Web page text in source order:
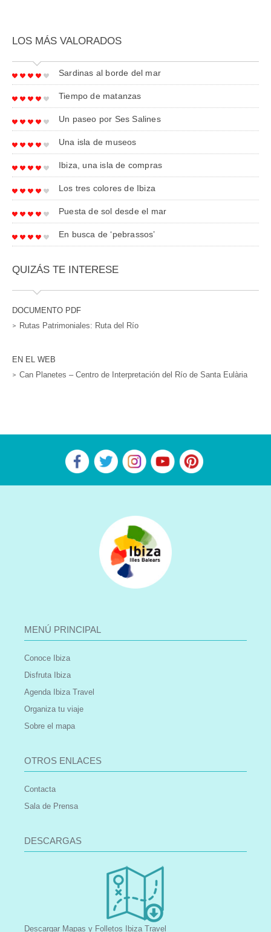
LOS MÁS VALORADOS
Sardinas al borde del mar
Tiempo de matanzas
Un paseo por Ses Salines
Una isla de museos
Ibiza, una isla de compras
Los tres colores de Ibiza
Puesta de sol desde el mar
En busca de ‘pebrassos’
QUIZÁS TE INTERESE
DOCUMENTO PDF
Rutas Patrimoniales: Ruta del Río
EN EL WEB
Can Planetes – Centro de Interpretación del Río de Santa Eulària
MENÚ PRINCIPAL
Conoce Ibiza
Disfruta Ibiza
Agenda Ibiza Travel
Organiza tu viaje
Sobre el mapa
OTROS ENLACES
Contacta
Sala de Prensa
DESCARGAS
Descargar Mapas y Folletos Ibiza Travel